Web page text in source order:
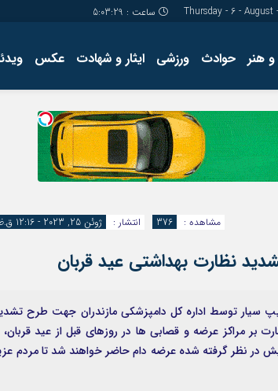
ساعت : 5:03:30
هنر حوادث ورزشی ایثار و شهادت عکس
کارگاه
تولید
مجله ای
انتشار :
ژوئن 25, 2023 - 12:16 ق.ظ مشاهده : 376
اداره کل دامپزشکی مازندران از تشکیل 51 اکیپ ثابت و 50 اکیپ سیار توسط اداره کل دامپزشکی مازندران جهت طرح
بر مراکز عرضه و قصابی ها در روزهای قبل از عید قربان،
پیش در نظر گرفته شده عرضه دام حاضر خواهند شد تا مردم